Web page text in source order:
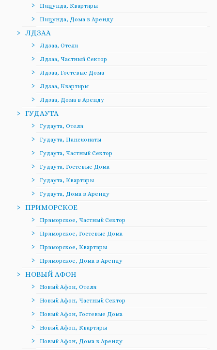
Пицунда, Квартиры
Пицунда, Дома в Аренду
ЛДЗАА
Лдзаа, Отели
Лдзаа, Частный Сектор
Лдзаа, Гостевые Дома
Лдзаа, Квартиры
Лдзаа, Дома в Аренду
ГУДАУТА
Гудаута, Отели
Гудаута, Пансионаты
Гудаута, Частный Сектор
Гудаута, Гостевые Дома
Гудаута, Квартиры
Гудаута, Дома в Аренду
ПРИМОРСКОЕ
Приморское, Частный Сектор
Приморское, Гостевые Дома
Приморское, Квартиры
Приморское, Дома в Аренду
НОВЫЙ АФОН
Новый Афон, Отели
Новый Афон, Частный Сектор
Новый Афон, Гостевые Дома
Новый Афон, Квартиры
Новый Афон, Дома в Аренду